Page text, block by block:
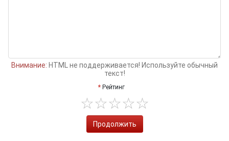
Внимание: HTML не поддерживается! Используйте обычный
текст!
Рейтинг
Продолжить